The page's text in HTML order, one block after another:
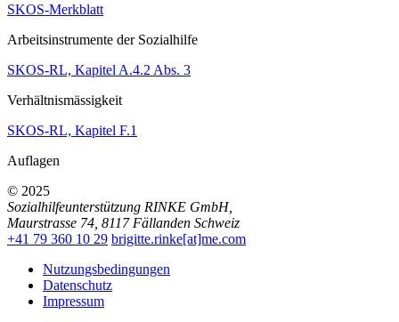
SKOS-Merkblatt
Arbeitsinstrumente der Sozialhilfe
SKOS-RL, Kapitel A.4.2 Abs. 3
Verhältnismässigkeit
SKOS-RL, Kapitel F.1
Auflagen
© 2025
Sozialhilfeunterstützung RINKE GmbH,
Maurstrasse 74 8117 Fällanden Schweiz
+41 79 360 10 29 brigitte.rinke[at]me.com
Nutzungsbedingungen
Datenschutz
Impressum